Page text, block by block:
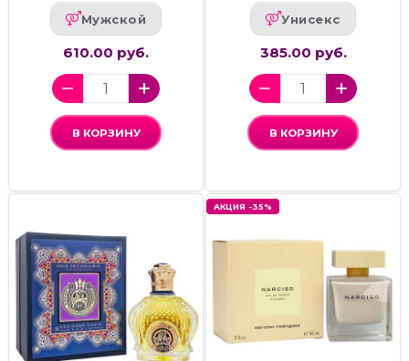
Мужской
610.00 руб.
В КОРЗИНУ
Унисекс
385.00 руб.
В КОРЗИНУ
АКЦИЯ -35%